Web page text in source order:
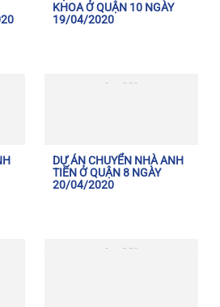
KHOA Ở QUẬN 10 NGÀY
19/04/2020
DỰ ÁN CHUYỂN NHÀ ANH
TIẾN Ở QUẬN 8 NGÀY
20/04/2020